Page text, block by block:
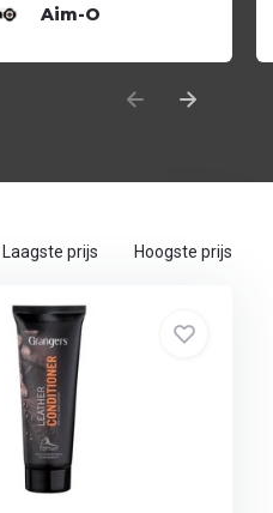
Aim-O
Laagste prijs Hoogste prijs